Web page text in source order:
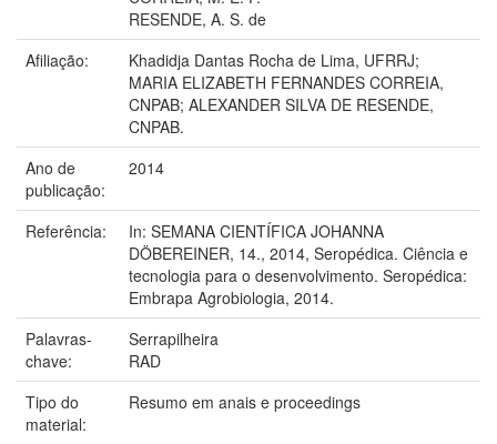
RESENDE, A. S. de
Afiliação:
Khadidja Dantas Rocha de Lima, UFRRJ;
MARIA ELIZABETH FERNANDES CORREIA,
CNPAB; ALEXANDER SILVA DE RESENDE,
CNPAB.
Ano de
publicação:
2014
Referência:
In: SEMANA CIENTÍFICA JOHANNA
DÖBEREINER, 14., 2014, Seropédica. Ciência e
tecnologia para o desenvolvimento. Seropédica:
Embrapa Agrobiologia, 2014.
Palavras-
chave:
Serrapilheira
RAD
Tipo do
material:
Resumo em anais e proceedings